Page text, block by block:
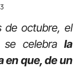
de octubre, el
celebra la
en que, de un